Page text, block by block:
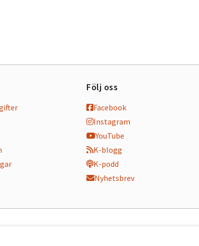
Följ oss
Facebook
Instagram
YouTube
K-blogg
K-podd
Nyhetsbrev